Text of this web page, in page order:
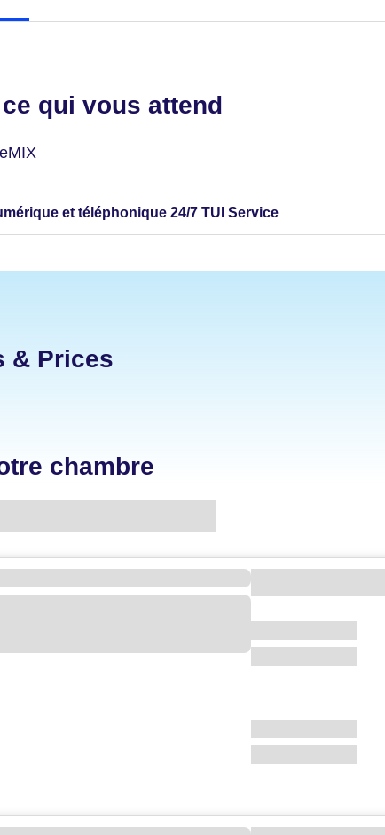
qui vous attend
et téléphonique 24/7 TUI Service
& Prices
chambre